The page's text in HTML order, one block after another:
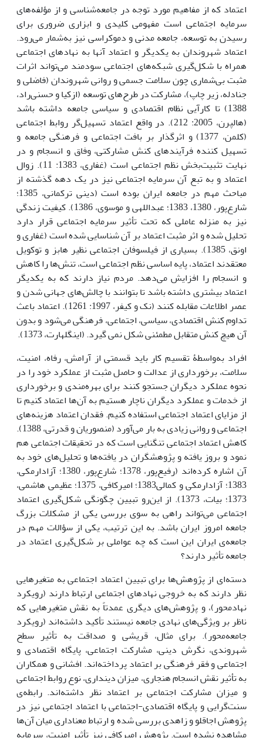
اعتماد که از مفاهیم مورد توجه در جامعه‌شناسی و از مؤلفه‌های
سرمایه اجتماعی است مفهومی کلیدی و ابزاری ضروری برای
رسیدن به توسعه، جامعه مدنی و دموکراسی نیز به‌شمار می‌رود.
اعتماد شهروندان به یکدیگر و اعتماد آن‎ها به نهادهای اجتماعی
همراه با شکل‌گیری شبکه‌های اجتماعی سودمند می‌تواند اثرات
مثبت بی‌شماری چون سلامت جسمی و روانی شهروندان (فاضلی و
جنادله، زیر چاپ)، مشارکت در طرح‌های توسعه (ازکیا و حسنی‌راد،
1388) تا کارآیی نظام اقتصادی و سیاسی جامعه داشته باشد
(هالپرن، 2005: 212). در واقع اعتماد تسهیل‌گر روابط اجتماعی
(کلمن، 1377) و اثرگذار بر بافت اجتماعی و فرهنگی جامعه و
تسهیل کننده فرآیندهای کنش مشارکتی، وفاق و انسجام و در
نهایت تثبیت‌بخش نظم اجتماعی است (غفاری، 1383: 11). زوال
اعتماد و به تبع آن سرمایه‌ اجتماعی نیز در یک دهه‌ گذشته از
مباحث مهم در جامعه ایران بوده است (دینی ترکمانی، 1385؛
شارع‌پور، 1380، 1383؛ عبداللهی و موسوی، 1386). کیفیت زندگی
نیز به منزله‌ عاملی که تحت تأثیر سرمایه اجتماعی قرار دارد
تحلیل شده و اثر مثبت اعتماد بر آن شناسایی شده است (غفاری و
اونق، 1385). بسیاری از فیلسوفان اجتماعی نظیر هابز و توکویل
معتقدند اعتماد، پایه اساسی نظم اجتماعی است، تنش‌ها را کاهش
و انسجام را افزایش می‌دهد. مردم نیاز دارند که به یکدیگر
اعتماد بیشتری داشته باشد تا بتوانند با چالش‌های جهانی شدن و
عصر اطلاعات مقابله کنند (نک و کیفر، 1997: 1261). اعتماد باعث
تداوم کنش اقتصادی، سیاسی، اجتماعی، فرهنگی می‌شود و بدون
آن هیچ کنش متقابل مطمئنی شکل نمی گیرد. (اینگلهارت، 1373).
افراد به‌واسطۀ تقسیم کار باید قسمتی از آرامش، رفاه، امنیت،
سلامت، برخورداری از عدالت و حاصل مثبت از عملکرد خود را در
نحوه عملکرد دیگران جستجو کنند برای بهره‌مندی و برخورداری
از خدمات و عملکرد دیگران ناچار هستیم به آن‌ها اعتماد کنیم تا
از مزایای اعتماد اجتماعی استفاده کنیم. فقدان اعتماد هزینه‌های
اجتماعی و روانی زیادی به بار می‌آورد (منصوریان و قدرتی، 1388).
کاهش اعتماد اجتماعی تنگنایی است که در تحقیقات اجتماعی هم
نمود و بروز یافته و پژوهشگران در یافته‌ها و تحلیل‌های خود به
آن اشاره کرده‌اند (رفیع‌پور، 1378؛ شارع‌پور، 1380؛ آزادارمکی،
1383؛ آزادارمکی و کمالی1383؛ امیرکافی، 1375؛ عظیمی هاشمی،
1373؛ بیات، 1373). از این‌رو تبیین چگونگی شکل‌گیری اعتماد
اجتماعی می‌تواند راهی به سوی بررسی یکی از مشکلات بزرگ
جامعه‌ امروز ایران باشد. به این ترتیب، یکی از سؤالات مهم در
جامعه‌ی ایران این است که چه عواملی بر شکل‌گیری اعتماد در
جامعه تأثیر دارند؟
دسته‌ای از پژوهش‌ها برای تبیین اعتماد اجتماعی به متغیرهایی
نظر دارند که به خروجی نهادهای اجتماعی ارتباط دارند (رویکرد
نهادمحور)، و پژوهش‌های دیگری عمدتاً به نقش متغیرهایی که
ناظر بر ویژگی‌‌های نهادی جامعه نیستند تأکید داشته‌اند (رویکرد
جامعه‌محور). برای مثال، قریشی و صداقت به تأثیر سطح
شهروندی، نگرش دینی، مشارکت اجتماعی، پایگاه اقتصادی و
اجتماعی و فقر فرهنگی بر اعتماد پرداخته‌اند. افشانی و همکاران
به تأثیر نقش انسجام هنجاری، میزان دینداری، نوع روابط اجتماعی
و میزان مشارکت اجتماعی بر اعتماد نظر داشته‌اند. رابطه‌ی
سنت‌گرایی و پایگاه اقتصادی-اجتماعی با اعتماد اجتماعی نیز در
پژوهش اجاقلو و زاهدی بررسی شده و ارتباط معناداری میان آن‌ها